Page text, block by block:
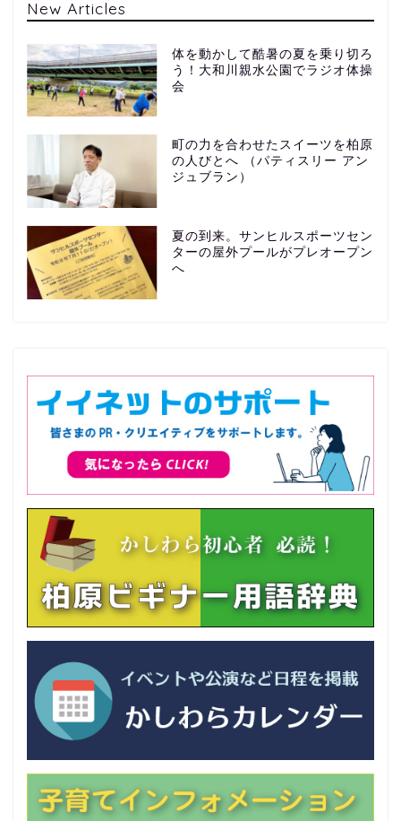
New Articles
体を動かして酷暑の夏を乗り切ろ
う！大和川親水公園でラジオ体操
会
町の力を合わせたスイーツを柏原
の人びとへ （パティスリー アン
ジュブラン）
夏の到来。サンヒルスポーツセン
ターの屋外プールがプレオープン
へ